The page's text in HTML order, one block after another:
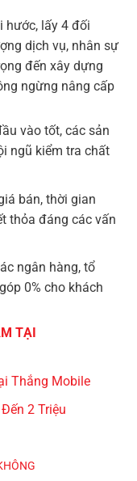
hước, lấy 4 đối
dịch vụ, nhân sự
đến xây dựng
ngừng nâng cấp
vào tốt, các sản
ngũ kiểm tra chất
bán, thời gian
thỏa đáng các vấn
ngân hàng, tổ
0% cho khách
TẠI
Thắng Mobile
2 Triệu